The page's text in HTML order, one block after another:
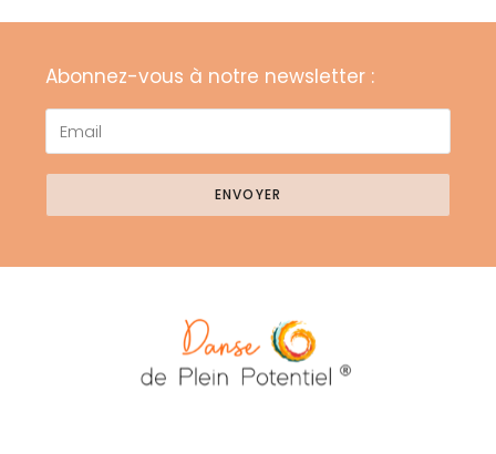
Abonnez-vous à notre newsletter :
ENVOYER